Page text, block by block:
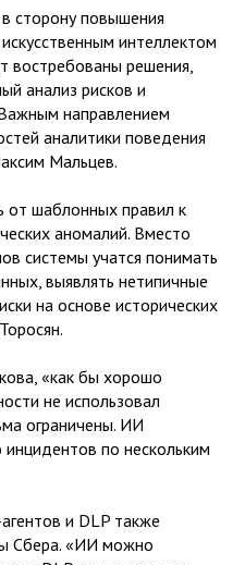
сторону повышения
интеллектом
востребованы решения,
анализ рисков и
направлением
аналитики поведения
Мальцев.
от шаблонных правил к
аномалий. Вместо
системы учатся понимать
выявлять нетипичные
на основе исторических
«как бы хорошо
не использовал
ограничены. ИИ
по нескольким
и DLP также
Сбера. «ИИ можно